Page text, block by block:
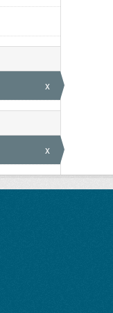
x
x